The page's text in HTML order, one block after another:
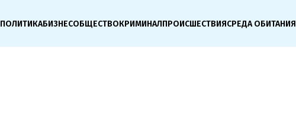
ПОЛИТИКАБИЗНЕСОБЩЕСТВОКРИМИНАЛПРОИСШЕСТВИЯСРЕДА ОБИТАНИЯ